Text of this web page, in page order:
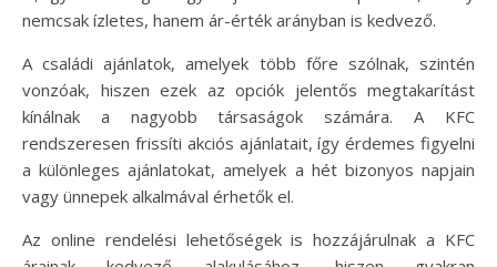
nemcsak ízletes, hanem ár-érték arányban is kedvező.
A családi ajánlatok, amelyek több főre szólnak, szintén
vonzóak, hiszen ezek az opciók jelentős megtakarítást
kínálnak a nagyobb társaságok számára. A KFC
rendszeresen frissíti akciós ajánlatait, így érdemes figyelni
a különleges ajánlatokat, amelyek a hét bizonyos napjain
vagy ünnepek alkalmával érhetők el.
Az online rendelési lehetőségek is hozzájárulnak a KFC